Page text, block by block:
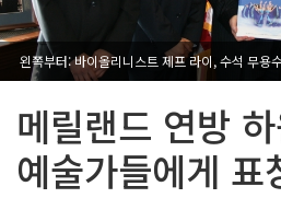
왼쪽부터: 바이올리니스트 제프 라이, 수석 무용
의원, 무용수 브라이언 니에, 수석 무용수 파우스
메릴랜드 연방
예술가들에게 표